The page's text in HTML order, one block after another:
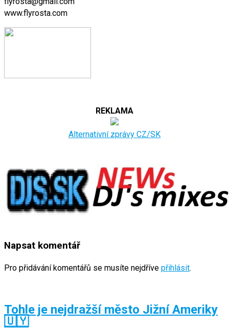
www.flyrosta.com
REKLAMA
Alternativní zprávy CZ/SK
Napsat komentář
Pro přidávání komentářů se musíte nejdříve přihlásit.
Tohle je nejdražší město Jižní Ameriky
🇺🇾